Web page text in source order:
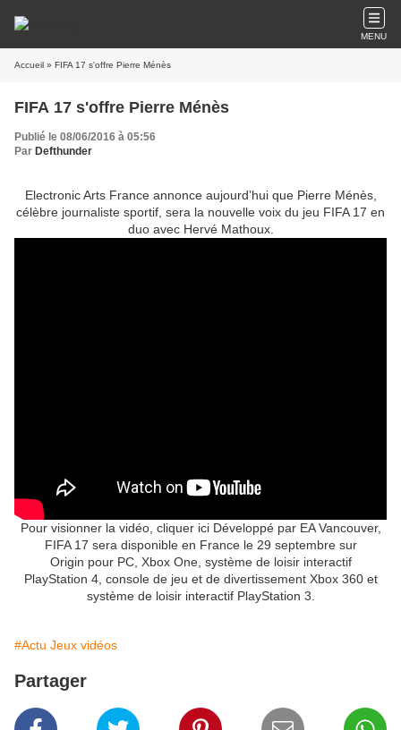
MENU
Accueil » FIFA 17 s'offre Pierre Ménès
FIFA 17 s'offre Pierre Ménès
Publié le 08/06/2016 à 05:56
Par Defthunder
Electronic Arts France annonce aujourd’hui que Pierre Ménès,
célèbre journaliste sportif, sera la nouvelle voix du jeu FIFA 17 en
duo avec Hervé Mathoux.
Pour visionner la vidéo, cliquer ici Développé par EA Vancouver,
FIFA 17 sera disponible en France le 29 septembre sur
Origin pour PC, Xbox One, système de loisir interactif
PlayStation 4, console de jeu et de divertissement Xbox 360 et
système de loisir interactif PlayStation 3.
#Actu Jeux vidéos
Partager